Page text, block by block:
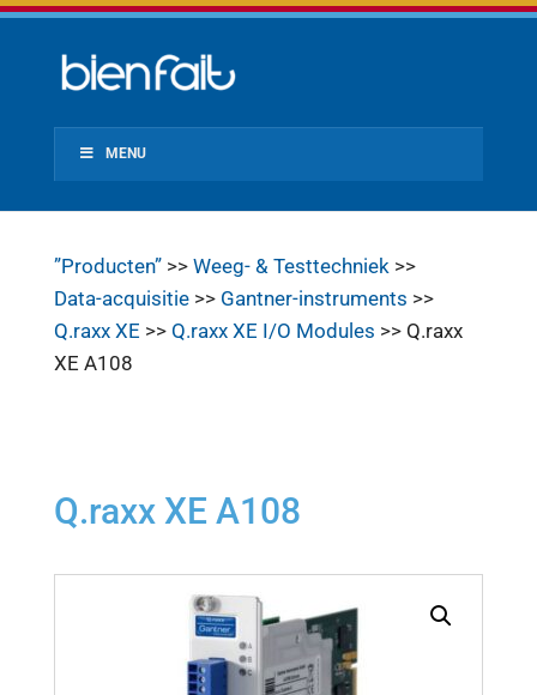
MENU
”Producten”>> Weeg- & Testtechniek>>
Data-acquisitie>> Gantner-instruments >>
Q.raxx XE >> Q.raxx XE I/O Modules >> Q.raxx
XE A108
Q.raxx XE A108